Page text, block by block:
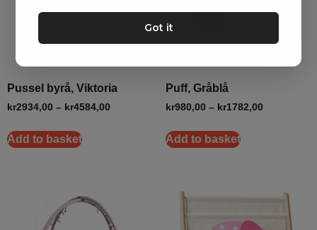
Pussel byrå, Viktoria
kr2934,00 – kr4584,00
Add to basket
Puff, Gråblå
kr980,00 – kr1782,00
Add to basket
Got it